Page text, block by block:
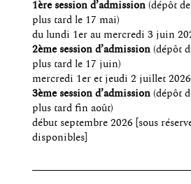
1ère session d’admission (dépôt
plus tard le 17 mai)
du lundi 1er au mercredi 3 juin
2ème session d’admission (dépôt
plus tard le 17 juin)
mercredi 1er et jeudi 2 juillet 2026
3ème session d’admission (dépôt
plus tard fin août)
début septembre 2026 [sous
disponibles]